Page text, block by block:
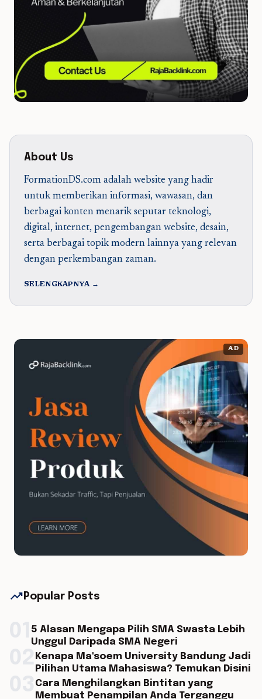
About Us
FormationDS.com adalah website yang hadir
untuk memberikan informasi, wawasan, dan
berbagai konten menarik seputar teknologi,
digital, internet, pengembangan website, desain,
serta berbagai topik modern lainnya yang relevan
dengan perkembangan zaman.
SELENGKAPNYA →
AD
trending_up Popular Posts
5 Alasan Mengapa Pilih SMA Swasta Lebih
Unggul Daripada SMA Negeri
Kenapa Ma'soem University Bandung Jadi
Pilihan Utama Mahasiswa? Temukan Disini
Cara Menghilangkan Bintitan yang
Membuat Penampilan Anda Terganggu